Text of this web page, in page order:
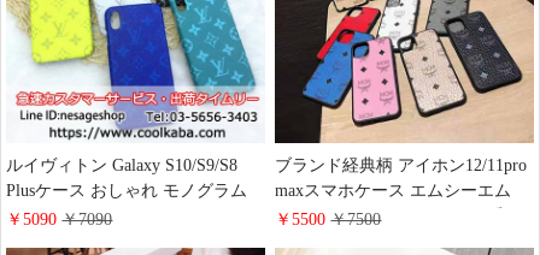
ルイヴィトン Galaxy S10/S9/S8
Plusケース おしゃれ モノグラム
iPhoneXs Xr Xsmax スマホケース
￥5090￥7090
ブランド経典柄 アイホン12/11pro
maxスマホケース エムシーエム
iPhoneXS テンエスケース 可愛い
￥5500￥7500